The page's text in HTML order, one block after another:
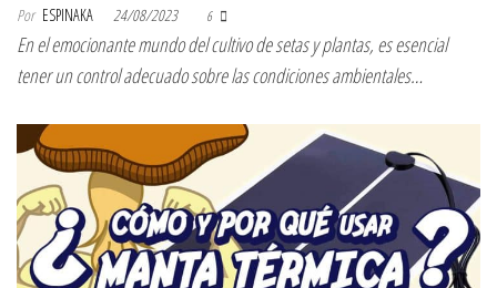
Por ESPINAKA 24/08/2023 6
En el emocionante mundo del cultivo de setas y plantas, es esencial
tener un control adecuado sobre las condiciones ambientales…